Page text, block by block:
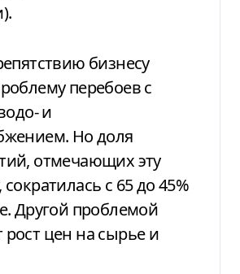
бизнесу
перебоев с
и
Но доля
отмечающих эту
с 65 до 45%
Другой проблемой
цен на сырье и